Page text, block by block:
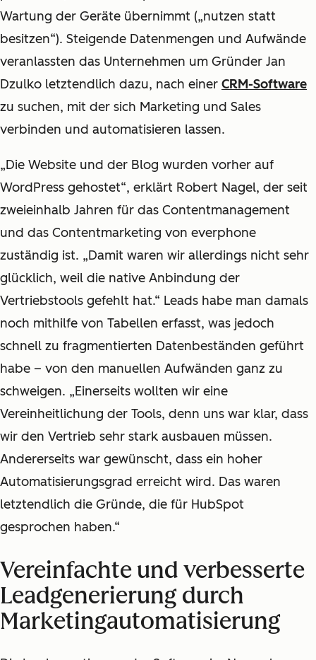
Wartung der Geräte übernimmt („nutzen statt
besitzen“). Steigende Datenmengen und Aufwände
veranlassten das Unternehmen um Gründer Jan
Dzulko letztendlich dazu, nach einer CRM-Software
zu suchen, mit der sich Marketing und Sales
verbinden und automatisieren lassen.
„Die Website und der Blog wurden vorher auf
WordPress gehostet“, erklärt Robert Nagel, der seit
zweieinhalb Jahren für das Contentmanagement
und das Contentmarketing von everphone
zuständig ist. „Damit waren wir allerdings nicht sehr
glücklich, weil die native Anbindung der
Vertriebstools gefehlt hat.“ Leads habe man damals
noch mithilfe von Tabellen erfasst, was jedoch
schnell zu fragmentierten Datenbeständen geführt
habe – von den manuellen Aufwänden ganz zu
schweigen. „Einerseits wollten wir eine
Vereinheitlichung der Tools, denn uns war klar, dass
wir den Vertrieb sehr stark ausbauen müssen.
Andererseits war gewünscht, dass ein hoher
Automatisierungsgrad erreicht wird. Das waren
letztendlich die Gründe, die für HubSpot
gesprochen haben.“
Vereinfachte und verbesserte
Leadgenerierung durch
Marketingautomatisierung